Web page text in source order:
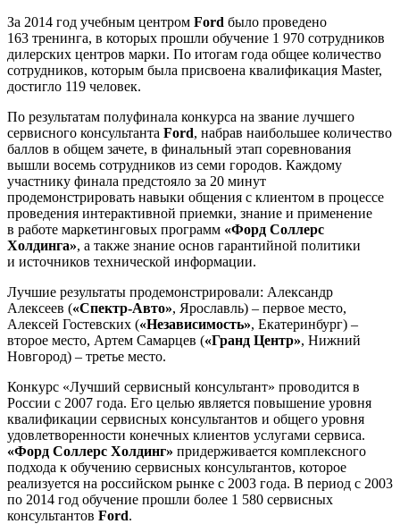
За 2014 год учебным центром Ford было проведено
163 тренинга, в которых прошли обучение 1 970 сотрудников
дилерских центров марки. По итогам года общее количество
сотрудников, которым была присвоена квалификация Master,
достигло 119 человек.
По результатам полуфинала конкурса на звание лучшего
сервисного консультанта Ford, набрав наибольшее количество
баллов в общем зачете, в финальный этап соревнования
вышли восемь сотрудников из семи городов. Каждому
участнику финала предстояло за 20 минут
продемонстрировать навыки общения с клиентом в процессе
проведения интерактивной приемки, знание и применение
в работе маркетинговых программ «Форд Соллерс
Холдинга», а также знание основ гарантийной политики
и источников технической информации.
Лучшие результаты продемонстрировали: Александр
Алексеев («Спектр-Авто», Ярославль) – первое место,
Алексей Гостевских («Независимость», Екатеринбург) –
второе место, Артем Самарцев («Гранд Центр», Нижний
Новгород) – третье место.
Конкурс «Лучший сервисный консультант» проводится в
России с 2007 года. Его целью является повышение уровня
квалификации сервисных консультантов и общего уровня
удовлетворенности конечных клиентов услугами сервиса.
«Форд Соллерс Холдинг» придерживается комплексного
подхода к обучению сервисных консультантов, которое
реализуется на российском рынке с 2003 года. В период с 2003
по 2014 год обучение прошли более 1 580 сервисных
консультантов Ford.